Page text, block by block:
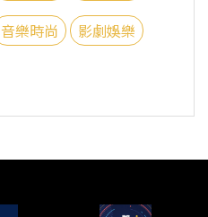
音樂時尚 影劇娛樂